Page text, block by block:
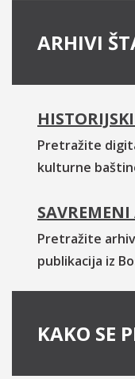
ARHIVI
Pretražite
kulturne
Pretražite
publikacija iz
KAKO SE